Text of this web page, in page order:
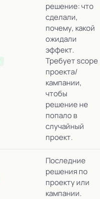
решение: что
сделали,
почему, какой
ожидали
эффект.
Требует scope
проекта/
кампании,
чтобы
решение не
попало в
случайный
проект.
Последние
решения по
проекту или
кампании.